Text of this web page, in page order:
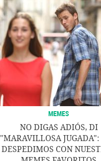
MEMES
NO DIGAS ADIÓS, DI
"MARAVILLOSA JUGADA":
DESPEDIMOS CON